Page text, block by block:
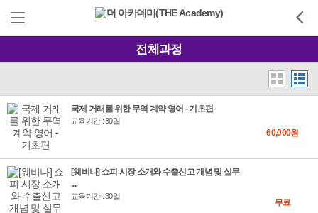
전체과정
국제 거래를 위한 무역 계약 영어 - 기초편
교육기간 : 30일
60,000원
[웨비나] 쇼피 시장 소개와 수출신고 개념 및 실무
...
교육기간 : 30일
무료